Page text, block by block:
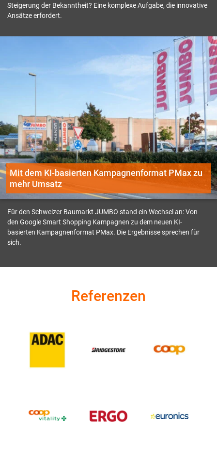
Steigerung der Bekanntheit? Eine komplexe Aufgabe, die innovative
Ansätze erfordert.
Mit dem KI-basierten Kampagnenformat PMax zu
mehr Umsatz
Für den Schweizer Baumarkt JUMBO stand ein Wechsel an: Von
den Google Smart Shopping Kampagnen zu dem neuen KI-
basierten Kampagnenformat PMax. Die Ergebnisse sprechen für
sich.
Referenzen